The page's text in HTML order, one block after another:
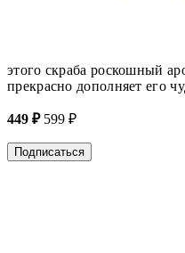
этого скраба роскошный
прекрасно дополняет его
449 ₽ 599 ₽
Подписаться